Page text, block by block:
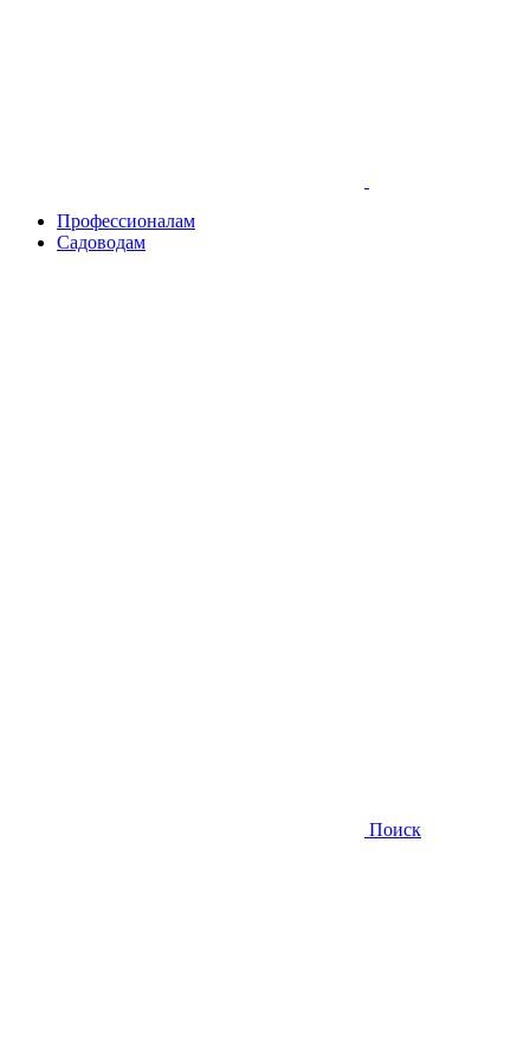
Профессионалам
Садоводам
Поиск